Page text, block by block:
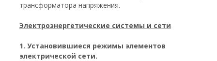
трансформатора напряжения.
Электроэнергетические системы и сети
1. Установившиеся режимы элементов
электрической сети.